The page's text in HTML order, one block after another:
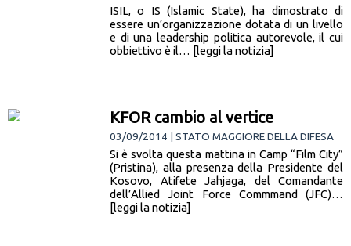
ISIL, o IS (Islamic State), ha dimostrato di
essere un’organizzazione dotata di un livello
e di una leadership politica autorevole, il cui
obbiettivo è il… [leggi la notizia]
KFOR cambio al vertice
03/09/2014 | STATO MAGGIORE DELLA DIFESA
Si è svolta questa mattina in Camp “Film City”
(Pristina), alla presenza della Presidente del
Kosovo, Atifete Jahjaga, del Comandante
dell’Allied Joint Force Commmand (JFC)…
[leggi la notizia]